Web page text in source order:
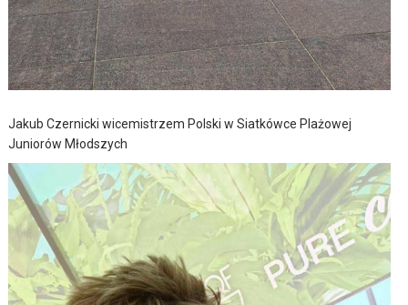
Jakub Czernicki wicemistrzem Polski w Siatkówce Plażowej
Juniorów Młodszych